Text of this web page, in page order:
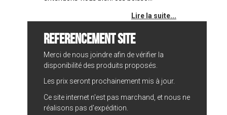
Lire la suite...
REFERENCEMENT SITE
Merci de nous joindre afin de vérifier la
disponibilité des produits proposés.
Les prix seront prochainement mis à jour.
Ce site internet n'est pas marchand, et nous ne
réalisons pas d'expédition.